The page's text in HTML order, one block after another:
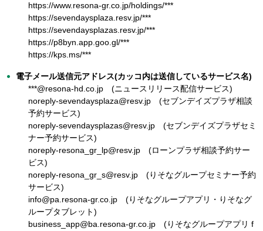
https://www.resona-gr.co.jp/holdings/***
https://sevendaysplaza.resv.jp/***
https://sevendaysplazas.resv.jp/***
https://p8byn.app.goo.gl/***
https://kps.ms/***
電子メール送信元アドレス(カッコ内は送信しているサービス名)
***@resona-hd.co.jp (ニュースリリース配信サービス)
noreply-sevendaysplaza@resv.jp (セブンデイズプラザ相談
予約サービス)
noreply-sevendaysplazas@resv.jp (セブンデイズプラザセミ
ナー予約サービス)
noreply-resona_gr_lp@resv.jp (ローンプラザ相談予約サー
ビス)
noreply-resona_gr_s@resv.jp (りそなグループセミナー予約
サービス)
info@pa.resona-gr.co.jp (りそなグループアプリ・りそなグ
ループタブレット)
business_app@ba.resona-gr.co.jp (りそなグループアプリ f